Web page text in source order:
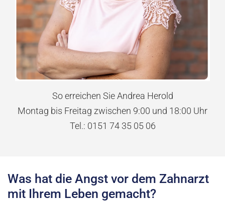
So erreichen Sie Andrea Herold
Montag bis Freitag zwischen 9:00 und 18:00 Uhr
Tel.: 0151 74 35 05 06
Was hat die Angst vor dem Zahnarzt
mit Ihrem Leben gemacht?